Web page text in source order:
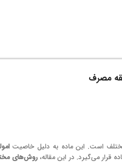
مصرف
مختلف است. این ماده به دلیل خاصیت
قرار می‌گیرد. در این مقاله،روش‌های